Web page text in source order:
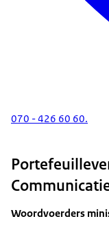
070 - 426 60 60.
Woordvoerders